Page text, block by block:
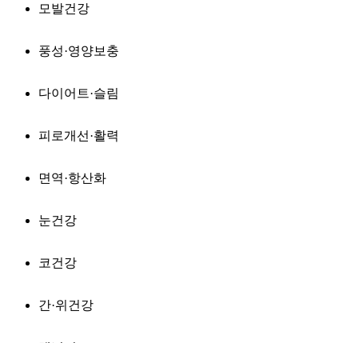
모발건강
풍성·영양보충
다이어트·슬림
피로개선·활력
면역·항산화
눈건강
코건강
간·위건강